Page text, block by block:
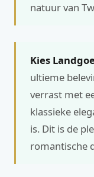
natuur van
Kies
ultieme
verrast met
klassieke
is. Dit is de
romantische